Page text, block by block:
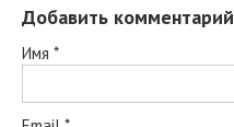
Добавить комментарий
Имя *